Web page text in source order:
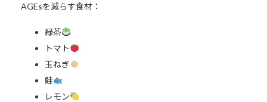
AGEsを減らす食材：
緑茶
トマト
玉ねぎ
鮭
レモン